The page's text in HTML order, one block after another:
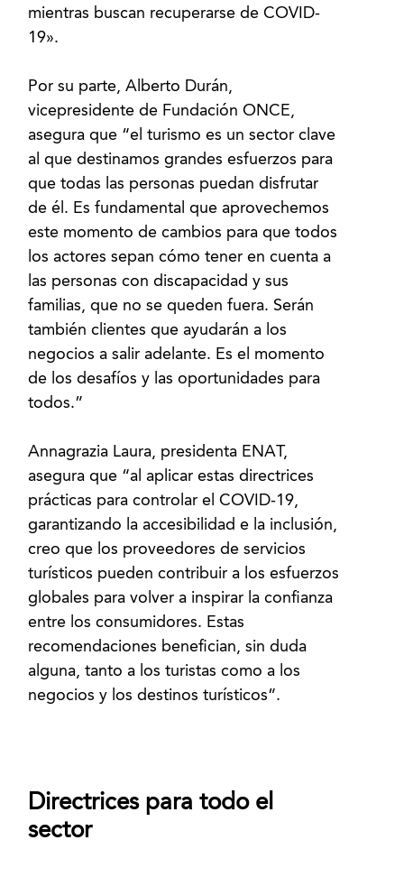
mientras buscan recuperarse de COVID-
19».
Por su parte, Alberto Durán,
vicepresidente de Fundación ONCE,
asegura que “el turismo es un sector clave
al que destinamos grandes esfuerzos para
que todas las personas puedan disfrutar
de él. Es fundamental que aprovechemos
este momento de cambios para que todos
los actores sepan cómo tener en cuenta a
las personas con discapacidad y sus
familias, que no se queden fuera. Serán
también clientes que ayudarán a los
negocios a salir adelante. Es el momento
de los desafíos y las oportunidades para
todos.”
Annagrazia Laura, presidenta ENAT,
asegura que “al aplicar estas directrices
prácticas para controlar el COVID-19,
garantizando la accesibilidad e la inclusión,
creo que los proveedores de servicios
turísticos pueden contribuir a los esfuerzos
globales para volver a inspirar la confianza
entre los consumidores. Estas
recomendaciones benefician, sin duda
alguna, tanto a los turistas como a los
negocios y los destinos turísticos”.
Directrices para todo el
sector